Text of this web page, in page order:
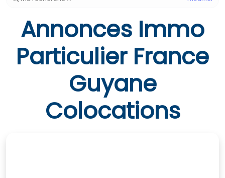
Annonces Immo
Particulier France
Guyane
Colocations